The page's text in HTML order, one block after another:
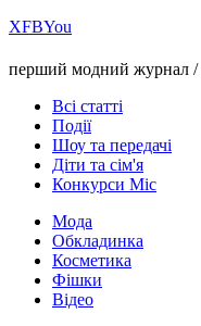
ХFBYou
перший модний журнал /
Всі статті
Події
Шоу та передачі
Діти та сім'я
Конкурси Міс
Мода
Обкладинка
Косметика
Фішки
Відео